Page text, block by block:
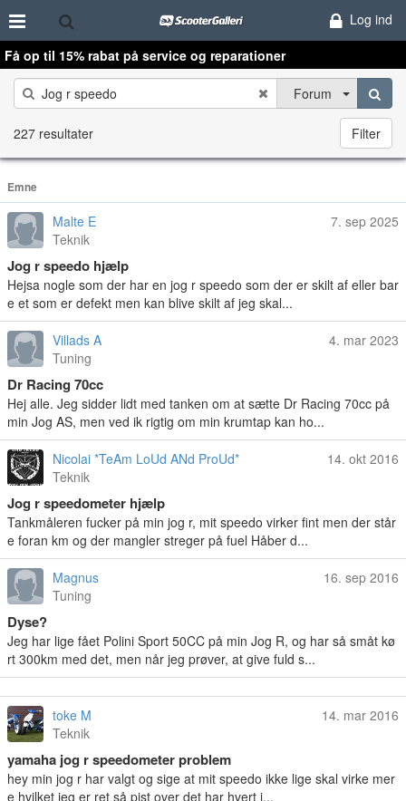
Log ind
Få op til 15% rabat på service og reparationer
Forum
227 resultater Filter
Emne
Malte E
Teknik
7. sep 2025
Jog r speedo hjælp
Hejsa nogle som der har en jog r speedo som der er skilt af eller bar
e et som er defekt men kan blive skilt af jeg skal...
Villads A
Tuning
4. mar 2023
Dr Racing 70cc
Hej alle. Jeg sidder lidt med tanken om at sætte Dr Racing 70cc på
min Jog AS, men ved ik rigtig om min krumtap kan ho...
Nicolai *TeAm LoUd ANd ProUd*
Teknik
14. okt 2016
Jog r speedometer hjælp
Tankmåleren fucker på min jog r, mit speedo virker fint men der står
e foran km og der mangler streger på fuel Håber d...
Magnus
Tuning
16. sep 2016
Dyse?
Jeg har lige fået Polini Sport 50CC på min Jog R, og har så småt kø
rt 300km med det, men når jeg prøver, at give fuld s...
toke M
Teknik
14. mar 2016
yamaha jog r speedometer problem
hey min jog r har valgt og sige at mit speedo ikke lige skal virke mer
e hvilket jeg er ret så pist over det har hvert i...